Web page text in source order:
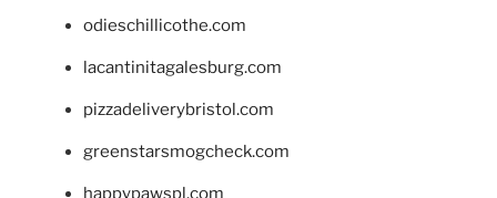
odieschillicothe.com
lacantinitagalesburg.com
pizzadeliverybristol.com
greenstarsmogcheck.com
happypawspl.com